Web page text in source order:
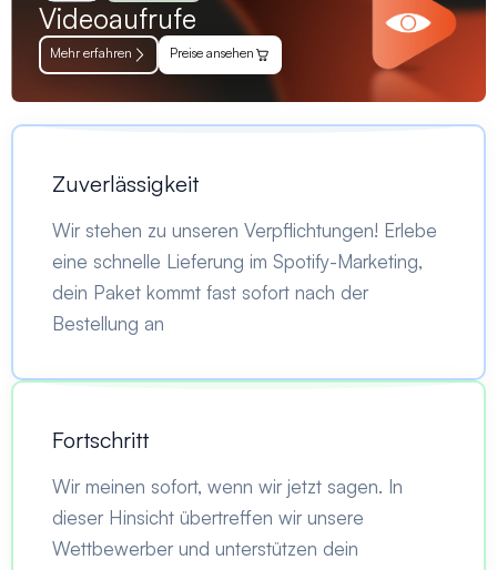
Videoaufrufe
Mehr erfahren Preise ansehen
Zuverlässigkeit
Wir stehen zu unseren Verpflichtungen! Erlebe
eine schnelle Lieferung im Spotify-Marketing,
dein Paket kommt fast sofort nach der
Bestellung an
Fortschritt
Wir meinen sofort, wenn wir jetzt sagen. In
dieser Hinsicht übertreffen wir unsere
Wettbewerber und unterstützen dein